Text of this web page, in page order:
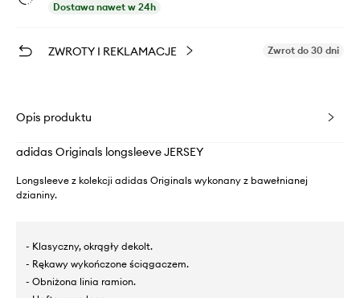
Dostawa nawet w 24h
ZWROTY I REKLAMACJE Zwrot do 30 dni
Opis produktu
adidas Originals longsleeve JERSEY
Longsleeve z kolekcji adidas Originals wykonany z bawełnianej
dzianiny.
- Klasyczny, okrągły dekolt.
- Rękawy wykończone ściągaczem.
- Obniżona linia ramion.